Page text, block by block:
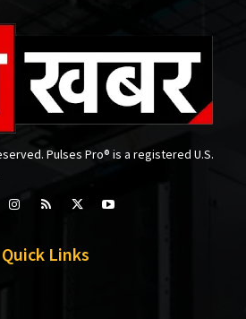
Pulses Pro® is a registered U.S.
Quick Links